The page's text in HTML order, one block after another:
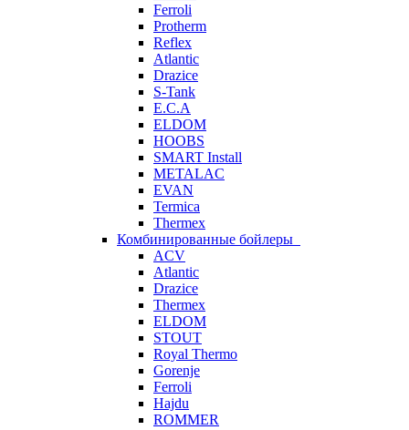
Ferroli
Protherm
Reflex
Atlantic
Drazice
S-Tank
E.C.A
ELDOM
HOOBS
SMART Install
METALAC
EVAN
Termica
Thermex
Комбинированные бойлеры
ACV
Atlantic
Drazice
Thermex
ELDOM
STOUT
Royal Thermo
Gorenje
Ferroli
Hajdu
ROMMER